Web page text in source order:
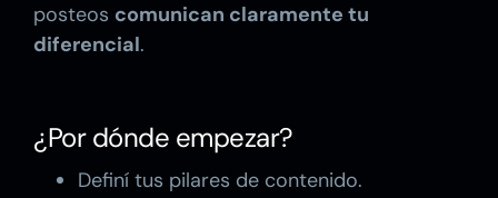
posteos comunican claramente tu
diferencial.
¿Por dónde empezar?
Definí tus pilares de contenido.